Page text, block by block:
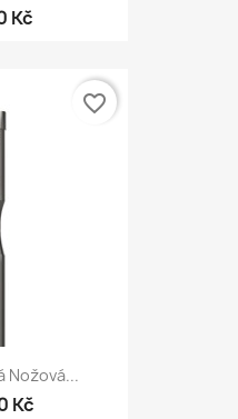
Kč
Nožová...
Kč
favorite_border